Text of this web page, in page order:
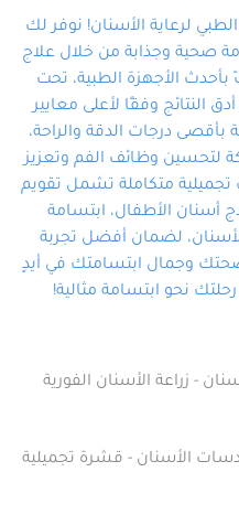
ذوي الخبرة، ستجد نفسك
أيد أمينة تلبي احتياجاتك بكل
احترافية ودقة.
لرعاية الأسنان! نوفر لك
صحية وجذابة من خلال علاج
الأجهزة الطبية، تحت
النتائج وفقًا لأعلى معايير
بأقصى درجات الدقة والراحة،
لتحسين وظائف الفم وتعزيز
متكاملة تشمل تقويم
أسنان الأطفال، ابتسامة
لضمان أفضل تجربة
وجمال ابتسامتك في أيدٍ
نحو ابتسامة مثالية!
- زراعة الأسنان الفورية
الأسنان - قشرة تجميلية